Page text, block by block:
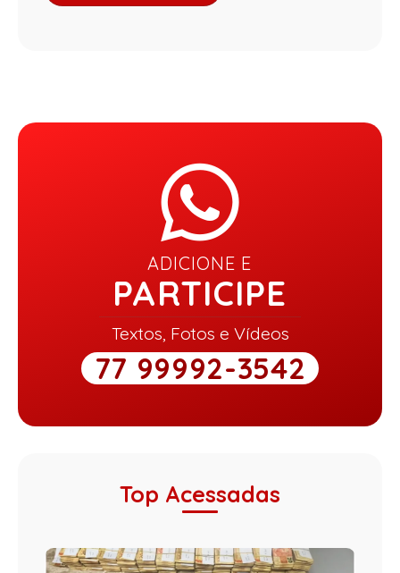
ADICIONE E
PARTICIPE
Textos, Fotos e Vídeos
77 99992-3542
Top Acessadas